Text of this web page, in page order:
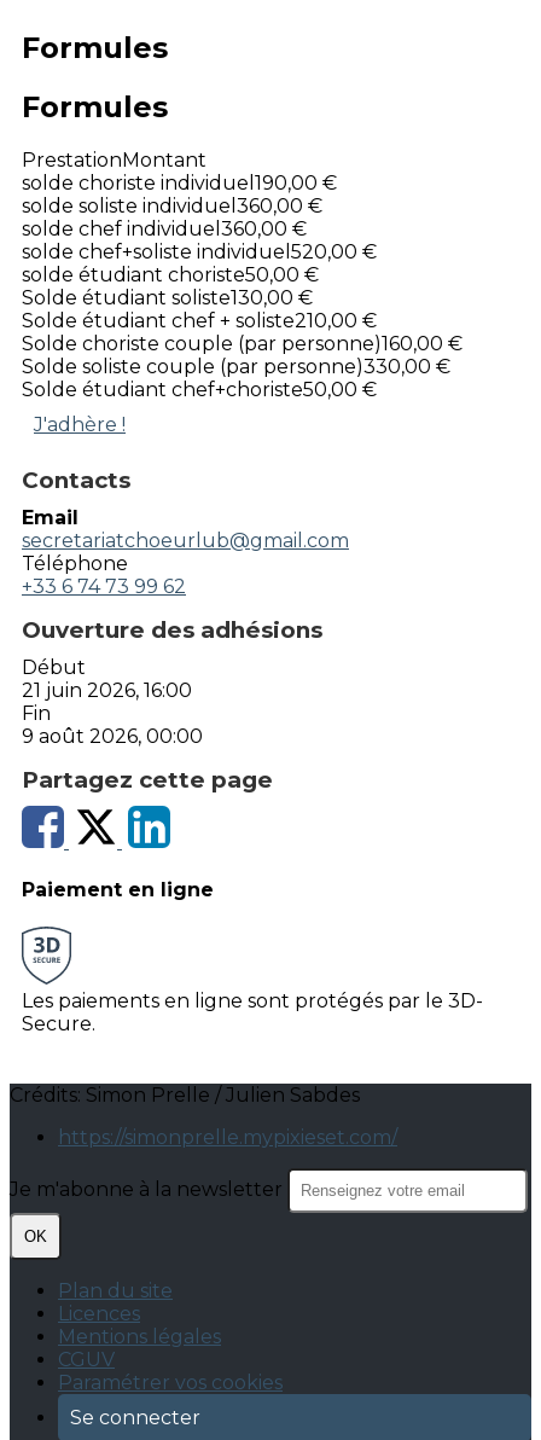
Formules
Formules
PrestationMontant
solde choriste individuel 190,00 €
solde soliste individuel 360,00 €
solde chef individuel 360,00 €
solde chef+soliste individuel 520,00 €
solde étudiant choriste50,00 €
Solde étudiant soliste130,00 €
Solde étudiant chef + soliste210,00 €
Solde choriste couple (par personne)160,00 €
Solde soliste couple (par personne)330,00 €
Solde étudiant chef+choriste50,00 €
J'adhère !
Contacts
Email
secretariatchoeurlub@gmail.com
Téléphone
+33 6 74 73 99 62
Ouverture des adhésions
Début
21 juin 2026, 16:00
Fin
9 août 2026, 00:00
Partagez cette page
Paiement en ligne
Les paiements en ligne sont protégés par le 3D-
Secure.
Crédits: Simon Prelle / Julien Sabdes
https://simonprelle.mypixieset.com/
Je m'abonne à la newsletter
OK
Plan du site
Licences
Mentions légales
CGUV
Paramétrer vos cookies
Se connecter